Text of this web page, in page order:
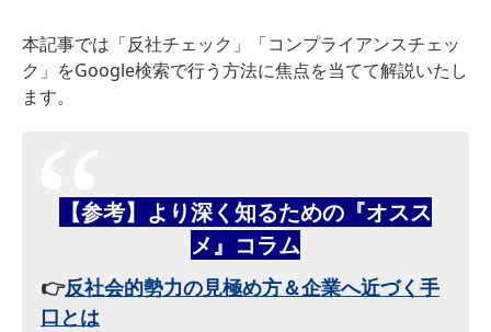
本記事では「反社チェック」「コンプライアンスチェッ
ク」をGoogle検索で行う方法に焦点を当てて解説いたし
ます。
【参考】より深く知るための『オスス
メ』コラム
👉反社会的勢力の見極め方＆企業へ近づく手
口とは